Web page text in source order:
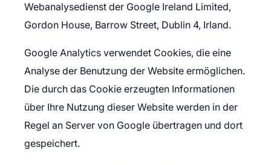
Webanalysedienst der Google Ireland Limited,
Gordon House, Barrow Street, Dublin 4, Irland.
Google Analytics verwendet Cookies, die eine
Analyse der Benutzung der Website ermöglichen.
Die durch das Cookie erzeugten Informationen
über Ihre Nutzung dieser Website werden in der
Regel an Server von Google übertragen und dort
gespeichert.